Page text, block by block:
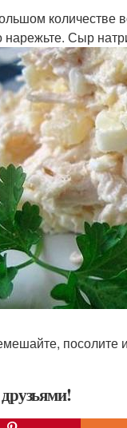
количестве
Сыр
посолите